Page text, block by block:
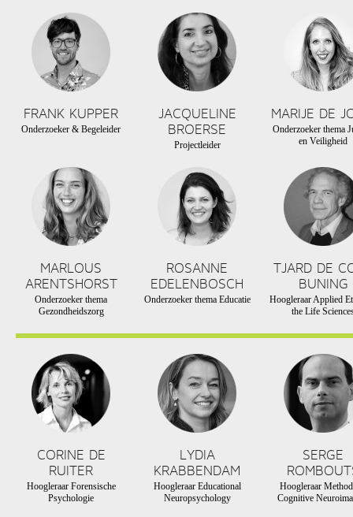
FRANK KUPPER
Onderzoeker & Begeleider
JACQUELINE
BROERSE
Projectleider
MARIJE DE
Onderzoeker thema
en Veiligheid
MARLOUS
ARENTSHORST
Onderzoeker thema
Gezondheidszorg
ROSANNE
EDELENBOSCH
Onderzoeker thema Educatie
TJARD DE
BUNING
Hoogleraar Applied
the Life
CORINE DE
RUITER
Hoogleraar Forensische
Psychologie
LYDIA
KRABBENDAM
Hoogleraar Educational
Neuropsychology
SERGE
Hoogleraar
Cognitive